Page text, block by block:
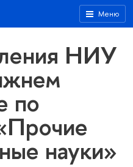
Меню
НИУ
по
науки»